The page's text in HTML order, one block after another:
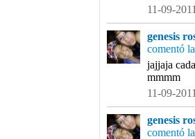
11-09-
genesis
comentó
jajjaja
mmmm
11-09-
genesis
comentó